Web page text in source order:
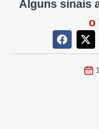
Alguns sinais
o